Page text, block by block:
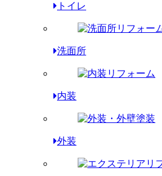
トイレ
洗面所
内装
外装